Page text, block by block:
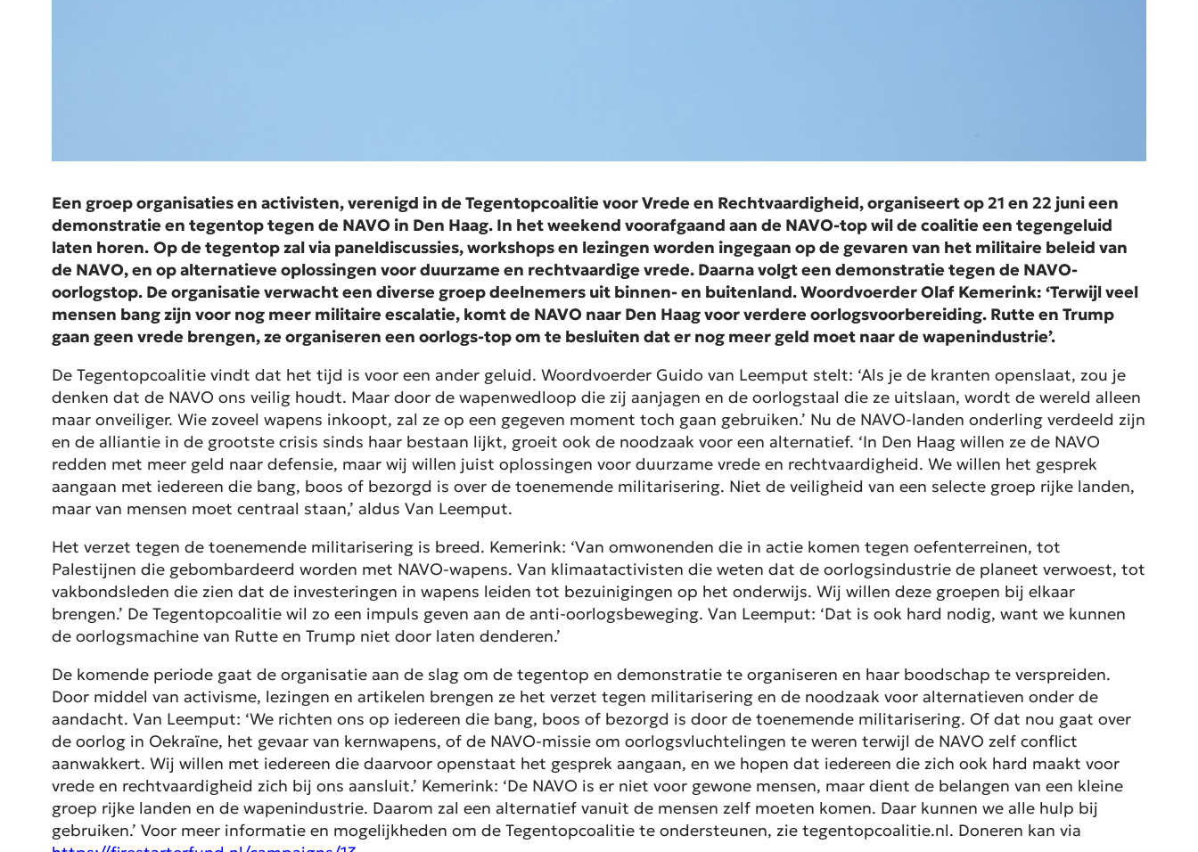
Een groep organisaties en activisten, verenigd in de Tegentopcoalitie voor Vrede en Rechtvaardigheid, organiseert op 21 en 22 juni een
demonstratie en tegentop tegen de NAVO in Den Haag. In het weekend voorafgaand aan de NAVO-top wil de coalitie een tegengeluid
laten horen. Op de tegentop zal via paneldiscussies, workshops en lezingen worden ingegaan op de gevaren van het militaire beleid van
de NAVO, en op alternatieve oplossingen voor duurzame en rechtvaardige vrede. Daarna volgt een demonstratie tegen de NAVO-
oorlogstop. De organisatie verwacht een diverse groep deelnemers uit binnen- en buitenland. Woordvoerder Olaf Kemerink: ‘Terwijl veel
mensen bang zijn voor nog meer militaire escalatie, komt de NAVO naar Den Haag voor verdere oorlogsvoorbereiding. Rutte en Trump
gaan geen vrede brengen, ze organiseren een oorlogs-top om te besluiten dat er nog meer geld moet naar de wapenindustrie’.
De Tegentopcoalitie vindt dat het tijd is voor een ander geluid. Woordvoerder Guido van Leemput stelt: ‘Als je de kranten openslaat, zou je
denken dat de NAVO ons veilig houdt. Maar door de wapenwedloop die zij aanjagen en de oorlogstaal die ze uitslaan, wordt de wereld alleen
maar onveiliger. Wie zoveel wapens inkoopt, zal ze op een gegeven moment toch gaan gebruiken.’ Nu de NAVO-landen onderling verdeeld zijn
en de alliantie in de grootste crisis sinds haar bestaan lijkt, groeit ook de noodzaak voor een alternatief. ‘In Den Haag willen ze de NAVO
redden met meer geld naar defensie, maar wij willen juist oplossingen voor duurzame vrede en rechtvaardigheid. We willen het gesprek
aangaan met iedereen die bang, boos of bezorgd is over de toenemende militarisering. Niet de veiligheid van een selecte groep rijke landen,
maar van mensen moet centraal staan,’ aldus Van Leemput.
Het verzet tegen de toenemende militarisering is breed. Kemerink: ‘Van omwonenden die in actie komen tegen oefenterreinen, tot
Palestijnen die gebombardeerd worden met NAVO-wapens. Van klimaatactivisten die weten dat de oorlogsindustrie de planeet verwoest, tot
vakbondsleden die zien dat de investeringen in wapens leiden tot bezuinigingen op het onderwijs. Wij willen deze groepen bij elkaar
brengen.’ De Tegentopcoalitie wil zo een impuls geven aan de anti-oorlogsbeweging. Van Leemput: ‘Dat is ook hard nodig, want we kunnen
de oorlogsmachine van Rutte en Trump niet door laten denderen.’
De komende periode gaat de organisatie aan de slag om de tegentop en demonstratie te organiseren en haar boodschap te verspreiden.
Door middel van activisme, lezingen en artikelen brengen ze het verzet tegen militarisering en de noodzaak voor alternatieven onder de
aandacht. Van Leemput: ‘We richten ons op iedereen die bang, boos of bezorgd is door de toenemende militarisering. Of dat nou gaat over
de oorlog in Oekraïne, het gevaar van kernwapens, of de NAVO-missie om oorlogsvluchtelingen te weren terwijl de NAVO zelf conflict
aanwakkert. Wij willen met iedereen die daarvoor openstaat het gesprek aangaan, en we hopen dat iedereen die zich ook hard maakt voor
vrede en rechtvaardigheid zich bij ons aansluit.’ Kemerink: ‘De NAVO is er niet voor gewone mensen, maar dient de belangen van een kleine
groep rijke landen en de wapenindustrie. Daarom zal een alternatief vanuit de mensen zelf moeten komen. Daar kunnen we alle hulp bij
gebruiken.’ Voor meer informatie en mogelijkheden om de Tegentopcoalitie te ondersteunen, zie tegentopcoalitie.nl. Doneren kan via